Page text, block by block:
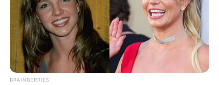
BRAINBERRIES